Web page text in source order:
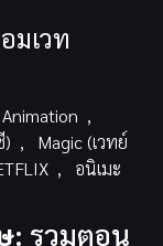
มเวท
Animation ,
) ,
Magic (เวทย์
,
อนิเมะ
: รวมตอน